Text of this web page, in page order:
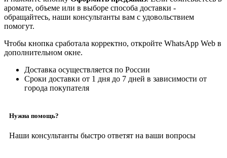
аромате, объеме или в выборе способа доставки -
обращайтесь, наши консультанты вам с удовольствием
помогут.
Чтобы кнопка сработала корректно, откройте WhatsApp Web в
дополнительном окне.
Доставка осуществляется по России
Сроки доставки от 1 дня до 7 дней в зависимости от
города покупателя
Нужна помощь?
Наши консультанты быстро ответят на ваши вопросы